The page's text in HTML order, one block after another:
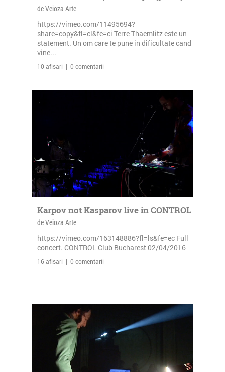
de Veioza Arte
https://vimeo.com/11495694?
share=copy&fl=cl&fe=ci Terre Thaemlitz este un
statement. Un om care te pune in dificultate cand
vine...
10 afisari | 0 comentarii
Karpov not Kasparov live in CONTROL
de Veioza Arte
https://vimeo.com/163148886?fl=ls&fe=ec Full
concert. CONTROL Club Bucharest 02/04/2016
16 afisari | 0 comentarii